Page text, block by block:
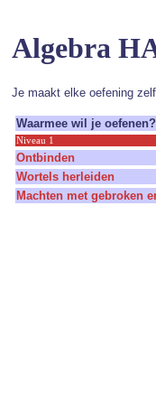
Algebra
Je maakt elke oefening
Waarmee wil je oefenen?
Niveau 1
Ontbinden
Wortels herleiden
Machten met gebroken